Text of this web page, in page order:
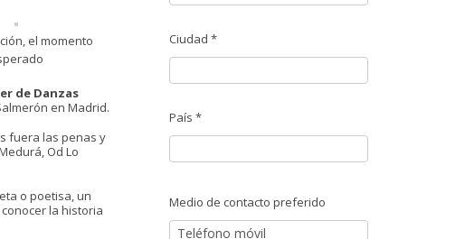
el momento
de Danzas
en Madrid.
fuera las penas y
Od Lo
o poetisa, un
la historia
Ciudad *
País *
Medio de contacto preferido